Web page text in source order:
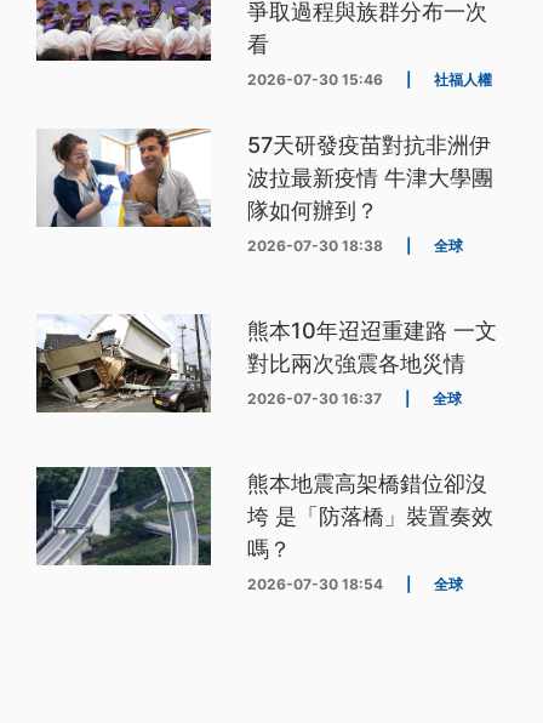
爭取過程與族群分布一次
看
2026-07-30 15:46 社福人權
57天研發疫苗對抗非洲伊
波拉最新疫情 牛津大學團
隊如何辦到？
2026-07-30 18:38 全球
熊本10年迢迢重建路 一文
對比兩次強震各地災情
2026-07-30 16:37 全球
熊本地震高架橋錯位卻沒
垮 是「防落橋」裝置奏效
嗎？
2026-07-30 18:54 全球